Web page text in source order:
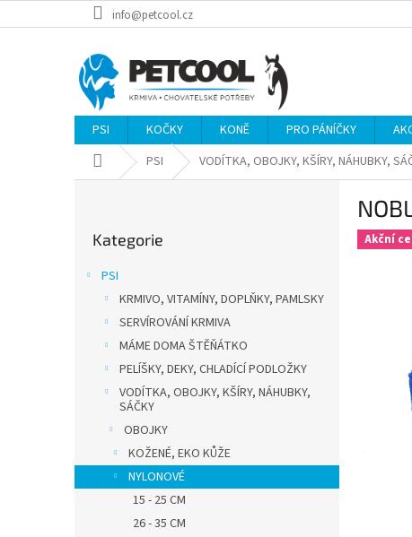
na
info@petcool.cz
PSI KOČKY KONĚ PRO PÁNÍČKY
Domů PSI VODÍTKA, OBOJKY, KŠÍRY, NÁHUBKY,
kategorie
Kategorie
PSI
KRMIVO, VITAMÍNY, DOPLŇKY, PAMLSKY
SERVÍROVÁNÍ KRMIVA
MÁME DOMA ŠTĚŇÁTKO
PELÍŠKY, DEKY, CHLADÍCÍ PODLOŽKY
VODÍTKA, OBOJKY, KŠÍRY, NÁHUBKY,
SÁČKY
OBOJKY
KOŽENÉ, EKO KŮŽE
NYLONOVÉ
15 - 25 CM
26 - 35 CM
Akční